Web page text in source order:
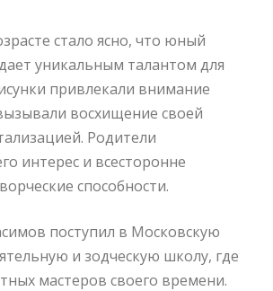
стало ясно, что юный
уникальным талантом для
привлекали внимание
восхищение своей
Родители
интерес и всесторонне
способности.
поступил в Московскую
и зодческую школу, где
мастеров своего времени.